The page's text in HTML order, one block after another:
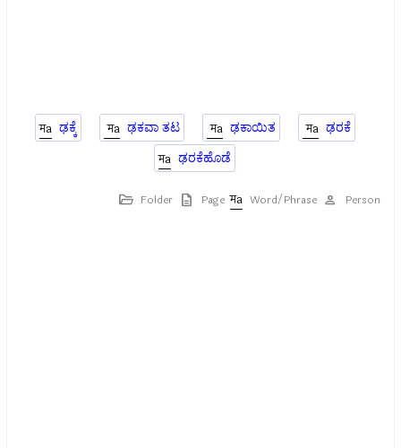
ಢಕ್ಕೆ ಢಕವಾ ತಟ ಢಕಾಯಿತ
ಢರಕೆ
ಢರಕೆಹೊಡೆ
Folder Page Word/Phrase Person